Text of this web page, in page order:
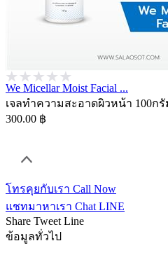
We Micellar Moist Facial ...
เจลทำความสะอาดผิวหน้า 100ก
300.00 ฿
โทรคุยกับเรา Call Now
แชทมาหาเรา Chat LINE
Share Tweet Line
ข้อมูลทั่วไป